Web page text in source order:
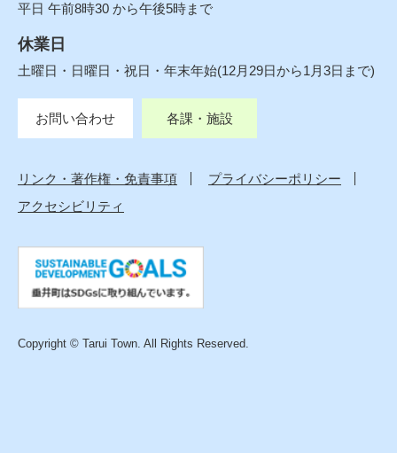
平日 午前8時30 から午後5時まで
休業日
土曜日・日曜日・祝日・年末年始(12月29日から1月3日まで)
お問い合わせ 各課・施設
リンク・著作権・免責事項
プライバシーポリシー
アクセシビリティ
Copyright © Tarui Town. All Rights Reserved.